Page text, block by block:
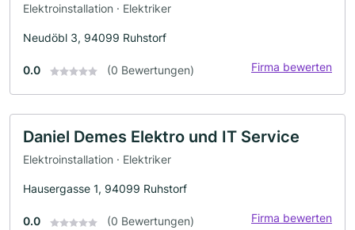
Elektroinstallation · Elektriker
Neudöbl 3, 94099 Ruhstorf
0.0 (0 Bewertungen) Firma bewerten
Daniel Demes Elektro und IT Service
Elektroinstallation · Elektriker
Hausergasse 1, 94099 Ruhstorf
0.0 (0 Bewertungen) Firma bewerten